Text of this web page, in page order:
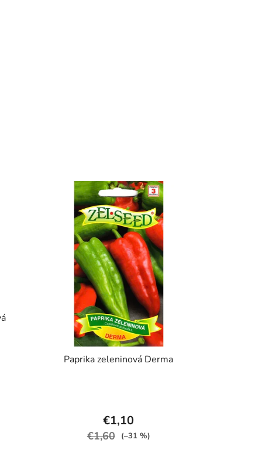
Paprika zeleninová Derma
€1,10
€1,60 (–31 %)